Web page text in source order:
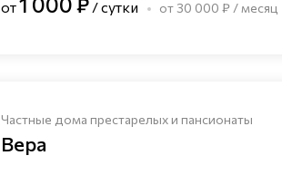
от / сутки от 30 000 ₽ / месяц
Частные дома престарелых и пансионаты
Вера